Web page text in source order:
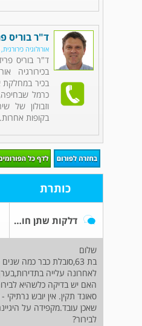
ד"ר בוריס
אורולוגיה
ד"ר בוריס
בכירורגיה
בכיר במחלקת
כרמל שבחיפה,
וזבולון של
בקופות
כותרת
דלקות שתן חוזרות
שלום
בת 63,סובלת כבר כמה
לאחרונה עלייה
האם יש בדיקה כלשהיא
סאונד תקין. אין יובש
שאכן עובד.מקפידה על
לבירור?